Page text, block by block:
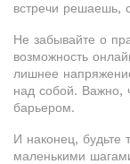
встречи решаешь,
Не забывайте о
возможность
лишнее
над собой. Важно,
барьером.
И наконец, будьте
маленькими